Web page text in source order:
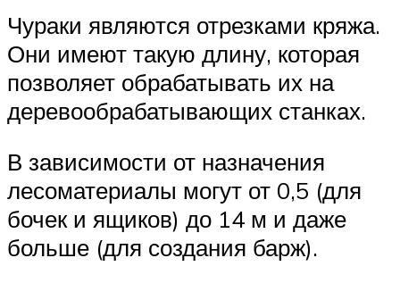
Чураки являются отрезками кряжа.
Они имеют такую длину, которая
позволяет обрабатывать их на
деревообрабатывающих станках.
В зависимости от назначения
лесоматериалы могут от 0,5 (для
бочек и ящиков) до 14 м и даже
больше (для создания барж).